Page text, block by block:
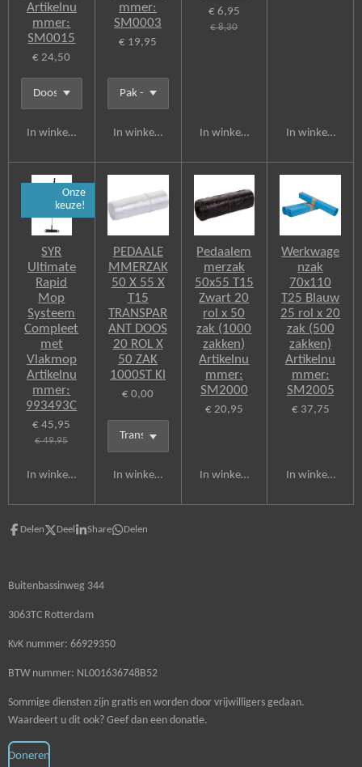
Artikelnu
mmer:
SM0015
€ 24,50
In winkelwagen
mmer:
SM0003
€ 19,95
In winkelwagen
€ 6,95
€ 8,30
In winkelwagen In winkelwagen
Onze
keuze!
SYR
Ultimate
Rapid
Mop
Systeem
Compleet
met
Vlakmop
Artikelnu
mmer:
993493C
€ 45,95
€ 49,95
In winkelwagen
PEDAALE
MMERZAK
50 X 55 X
T15
TRANSPAR
ANT DOOS
20 ROL X
50 ZAK
1000ST Kl
€ 0,00
In winkelwagen
Pedaalem
merzak
50x55 T15
Zwart 20
rol x 50
zak (1000
zakken)
Artikelnu
mmer:
SM2000
€ 20,95
In winkelwagen
Werkwage
nzak
70x110
T25 Blauw
25 rol x 20
zak (500
zakken)
Artikelnu
mmer:
SM2005
€ 37,75
In winkelwagen
Delen Deel Share Delen
Buitenbassinweg 344
3063TC Rotterdam
KvK nummer: 66929350
BTW nummer: NL001636748B52
Sommige diensten zijn gratis en worden door vrijwilligers gedaan.
Waardeert u dit ook? Geef dan een donatie.
Doneren